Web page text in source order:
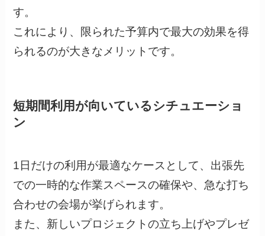
す。
これにより、限られた予算内で最大の効果を得
られるのが大きなメリットです。
短期間利用が向いているシチュエーショ
ン
1日だけの利用が最適なケースとして、出張先
での一時的な作業スペースの確保や、急な打ち
合わせの会場が挙げられます。
また、新しいプロジェクトの立ち上げやプレゼ